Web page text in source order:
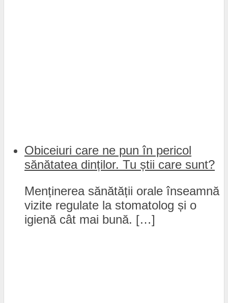
Obiceiuri care ne pun în pericol
sănătatea dinților. Tu știi care sunt?
Menținerea sănătății orale înseamnă
vizite regulate la stomatolog și o
igienă cât mai bună. […]